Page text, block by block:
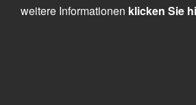
weitere Informationen klicken Sie